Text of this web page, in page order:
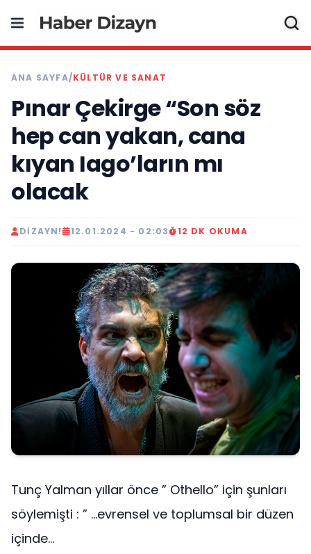
ANA SAYFA/KÜLTÜR VE SANAT
Pınar Çekirge “Son söz
hep can yakan, cana
kıyan Iago’ların mı
olacak
DIZAYN! 12.01.2024 - 02:03 12 DK OKUMA
Tunç Yalman yıllar önce ” Othello” için şunları
söylemişti : ” …evrensel ve toplumsal bir düzen
içinde...